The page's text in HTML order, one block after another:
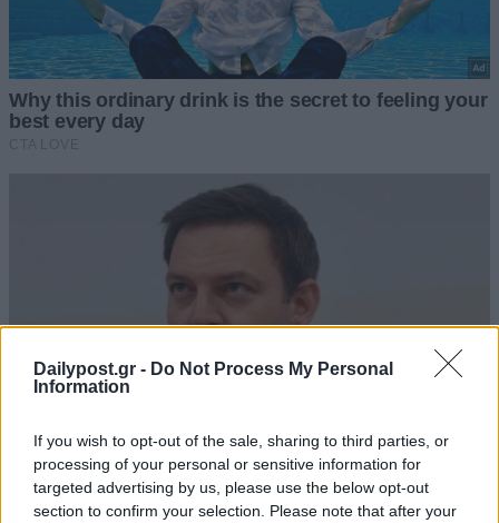
Dailypost.gr - Do Not Process My Personal
Information
If you wish to opt-out of the sale, sharing to third parties, or
processing of your personal or sensitive information for
targeted advertising by us, please use the below opt-out
section to confirm your selection. Please note that after your